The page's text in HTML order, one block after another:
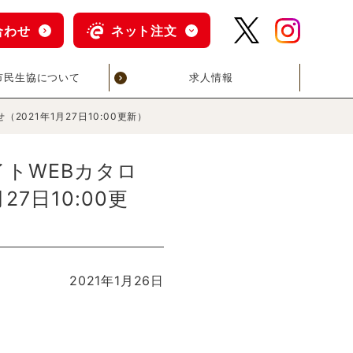
民生協について 求人情報
わせ ネット注文
（2021年1月27日10:00更新）
WEBカタロ
27日10:00更
2021年1月26日